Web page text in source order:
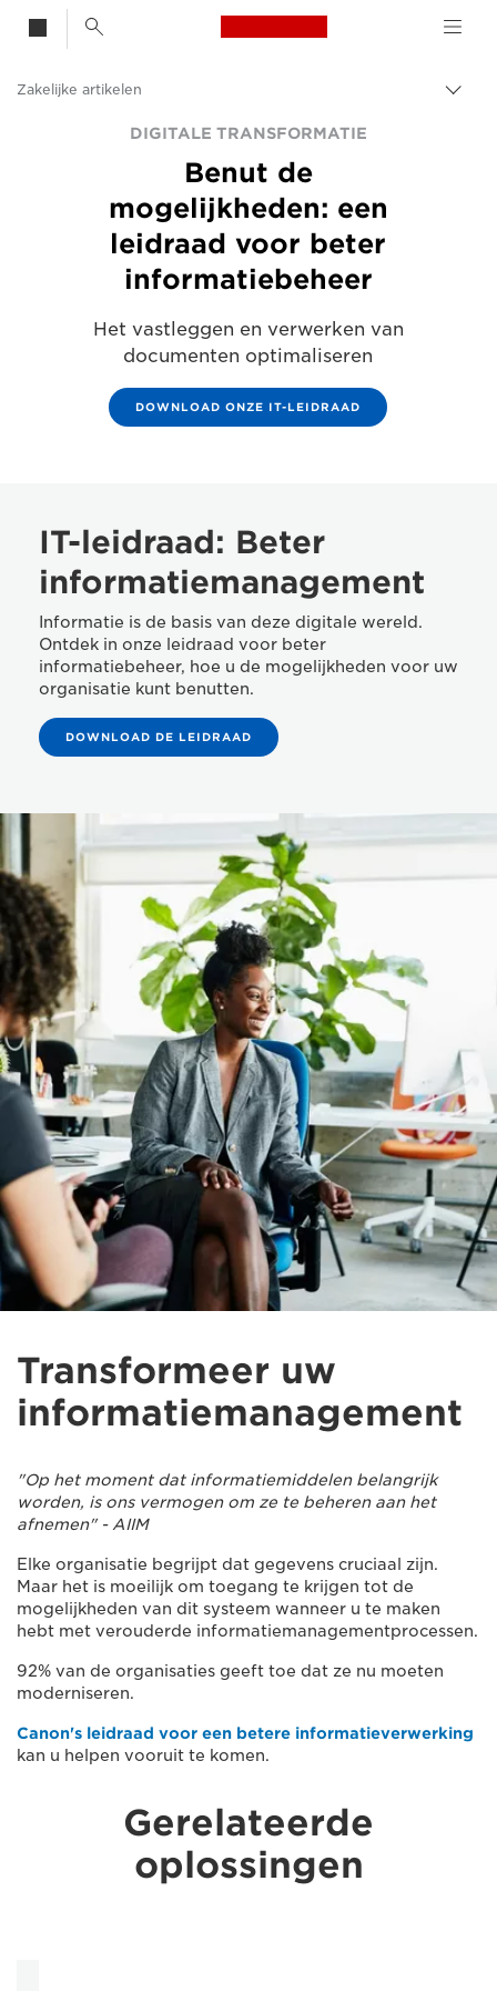
Canon Logo, back
Oplossingen en services
Inzichten
Zakelijke artikelen
DIGITALE TRANSFORMATIE
Benut de
mogelijkheden: een
leidraad voor beter
informatiebeheer
Het vastleggen en verwerken van
documenten optimaliseren
DOWNLOAD ONZE IT-LEIDRAAD
IT-leidraad: Beter
informatiemanagement
Informatie is de basis van deze digitale wereld.
Ontdek in onze leidraad voor beter
informatiebeheer, hoe u de mogelijkheden voor uw
organisatie kunt benutten.
DOWNLOAD DE LEIDRAAD
Transformeer uw
informatiemanagement
"Op het moment dat informatiemiddelen belangrijk
worden, is ons vermogen om ze te beheren aan het
afnemen" - AIIM
Elke organisatie begrijpt dat gegevens cruciaal zijn.
Maar het is moeilijk om toegang te krijgen tot de
mogelijkheden van dit systeem wanneer u te maken
hebt met verouderde informatiemanagementprocessen.
92% van de organisaties geeft toe dat ze nu moeten
moderniseren.
Canon's leidraad voor een betere informatieverwerking
kan u helpen vooruit te komen.
Gerelateerde
oplossingen